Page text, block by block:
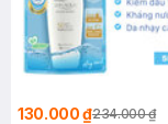
130.000 ₫234.000 ₫